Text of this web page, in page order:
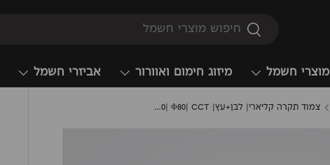
חיפוש
חיפוש
מוצרי חשמל מיזוג חימום ואוורור אביזרי חשמל
צמוד תקרה קליארי| לבן+עץ| Φ40| Φ60| Φ80| CCT